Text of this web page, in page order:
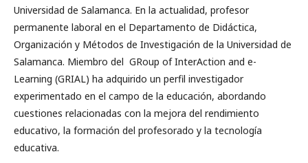
Universidad de Salamanca. En la actualidad, profesor
permanente laboral en el Departamento de Didáctica,
Organización y Métodos de Investigación de la Universidad de
Salamanca. Miembro del GRoup of InterAction and e-
Learning (GRIAL) ha adquirido un perfil investigador
experimentado en el campo de la educación, abordando
cuestiones relacionadas con la mejora del rendimiento
educativo, la formación del profesorado y la tecnología
educativa.